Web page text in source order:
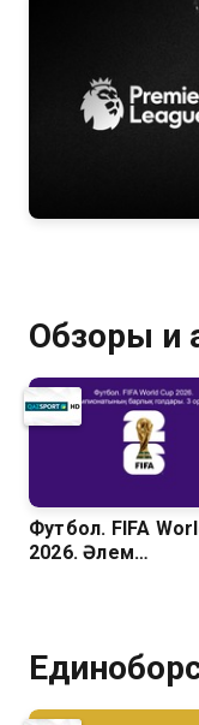
Обзоры и
Футбол. FIFA
2026. Әлем